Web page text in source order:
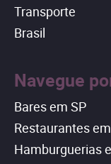
Transporte
Brasil
Navegue
Bares em SP
Restaurantes
Hamburguerias